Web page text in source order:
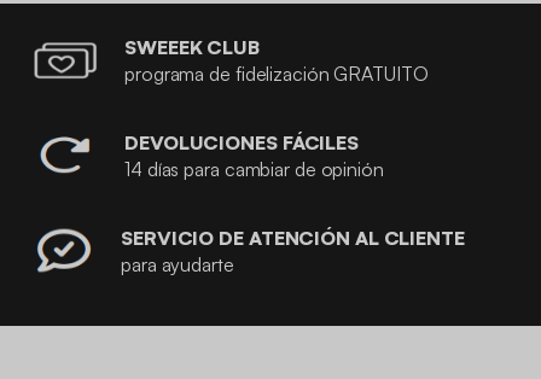
SWEEEK CLUB
programa de fidelización GRATUITO
DEVOLUCIONES FÁCILES
14 días para cambiar de opinión
SERVICIO DE ATENCIÓN AL CLIENTE
para ayudarte